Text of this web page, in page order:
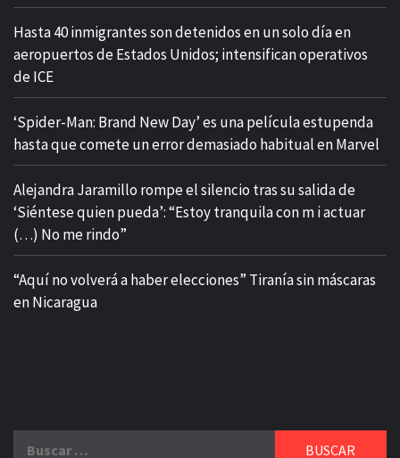
Hasta 40 inmigrantes son detenidos en un solo día en
aeropuertos de Estados Unidos; intensifican operativos
de ICE
‘Spider-Man: Brand New Day’ es una película estupenda
hasta que comete un error demasiado habitual en Marvel
​Alejandra Jaramillo rompe el silencio tras su salida de
‘Siéntese quien pueda’: “Estoy tranquila con m i actuar
(…) No me rindo”
“Aquí no volverá a haber elecciones” Tiranía sin máscaras
en Nicaragua